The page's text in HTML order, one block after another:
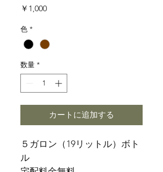
￥1,000価
色 *
数量 *
カートに追加する
５ガロン（19リットル）ボト
ル